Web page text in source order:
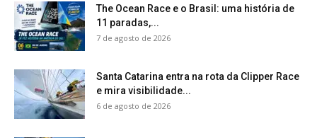
The Ocean Race e o Brasil: uma história de
11 paradas,...
7 de agosto de 2026
Santa Catarina entra na rota da Clipper Race
e mira visibilidade...
6 de agosto de 2026